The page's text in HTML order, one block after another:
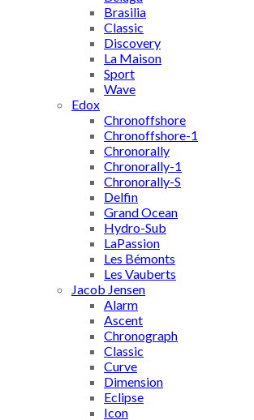
Brasilia
Classic
Discovery
La Maison
Sport
Wave
Edox
Chronoffshore
Chronoffshore-1
Chronorally
Chronorally-1
Chronorally-S
Delfin
Grand Ocean
Hydro-Sub
LaPassion
Les Bémonts
Les Vauberts
Jacob Jensen
Alarm
Ascent
Chronograph
Classic
Curve
Dimension
Eclipse
Icon